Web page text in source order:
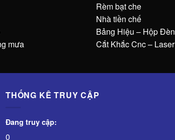
mưa
Rèm bạt che
Nhà tiền chế
Bảng Hiệu – Hộp Đèn
Cắt Khắc Cnc – Laser
THỐNG KÊ TRUY CẬP
Đang truy cập:
0